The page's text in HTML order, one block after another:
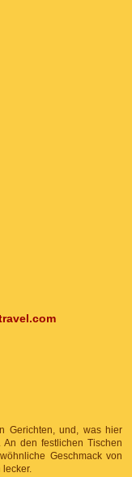
Gerichten, und, was hier
den festlichen Tischen
Geschmack von
lecker.